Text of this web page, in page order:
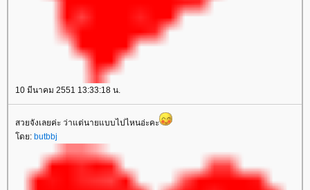
10 มีนาคม 2551 13:33:18 น.
สวยจังเลยค่ะ ว่าแต่นายแบบไปไหนอ่ะคะ
โดย: butbbj